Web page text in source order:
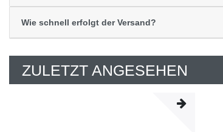
Wie schnell erfolgt der Versand?
ZULETZT ANGESEHEN